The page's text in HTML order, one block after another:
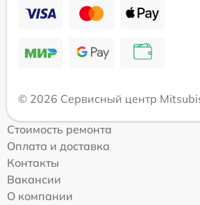
© 2026 Сервисный центр
Стоимость ремонта
Оплата и доставка
Контакты
Вакансии
О компании